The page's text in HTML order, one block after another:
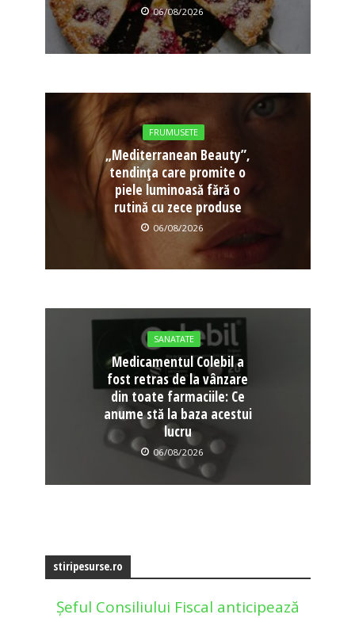
06/08/2026
FRUMUSETE
„Mediterranean Beauty”,
tendința care promite o
piele luminoasă fără o
rutină cu zece produse
06/08/2026
SANATATE
Medicamentul Colebil a
fost retras de la vânzare
din toate farmaciile: Ce
anume stă la baza acestui
lucru
06/08/2026
stiripesurse.ro
Șeful Consiliului Fiscal anticipează